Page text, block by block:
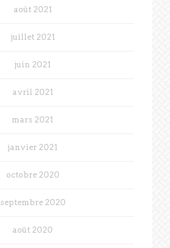
août 2021
juillet 2021
juin 2021
avril 2021
mars 2021
janvier 2021
octobre 2020
septembre 2020
août 2020